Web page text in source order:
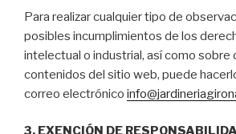
Para realizar cualquier tipo de
posibles incumplimientos de los
intelectual o industrial, así como sobre
contenidos del sitio web, puede
correo electrónico
3. EXENCIÓN DE